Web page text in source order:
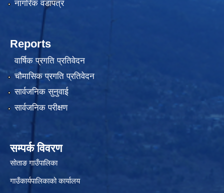
नागरिक वडापत्र
Reports
वार्षिक प्रगति प्रतिवेदन
चौमासिक प्रगति प्रतिवेदन
सार्वजनिक सुनुवाई
सार्वजनिक परीक्षण
सम्पर्क विवरण
सोताङ गाउँपालिका
गाउँकार्यपालिकाको कार्यालय